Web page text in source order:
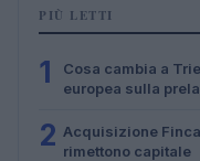
PIÙ LETTI
1
Cosa cambia a
europea sulla
2 Acquisizione
rimettono capitale